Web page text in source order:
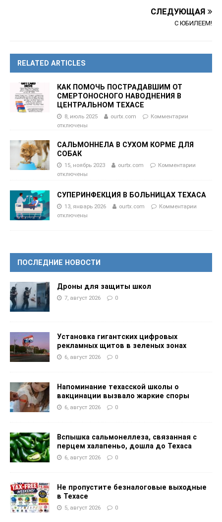
СЛЕДУЮЩАЯ
С ЮБИЛЕЕМ!
RELATED ARTICLES
КАК ПОМОЧЬ ПОСТРАДАВШИМ ОТ
СМЕРТОНОСНОГО НАВОДНЕНИЯ В
ЦЕНТРАЛЬНОМ ТЕХАСЕ
8, июль 2025 ourtx.com
Комментарии
отключены
САЛЬМОННЕЛА В СУХОМ КОРМЕ ДЛЯ
СОБАК
15, ноябрь 2023 ourtx.com
Комментарии
отключены
СУПЕРИНФЕКЦИЯ В БОЛЬНИЦАХ ТЕХАСА
13, январь 2026 ourtx.com
Комментарии
отключены
ПОСЛЕДНИЕ НОВОСТИ
Дроны для защиты школ
7, август 2026 0
Установка гигантских цифровых
рекламных щитов в зеленых зонах
6, август 2026 0
Напоминание техасской школы о
вакцинации вызвало жаркие споры
6, август 2026 0
Вспышка сальмонеллеза, связанная с
перцем халапеньо, дошла до Техаса
6, август 2026 0
Не пропустите безналоговые выходные
в Техасе
5, август 2026 0